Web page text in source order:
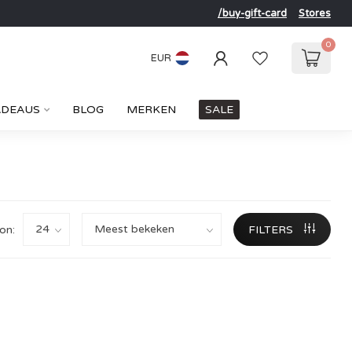
/buy-gift-card Stores
EUR
0
BLOG MERKEN SALE
FILTERS